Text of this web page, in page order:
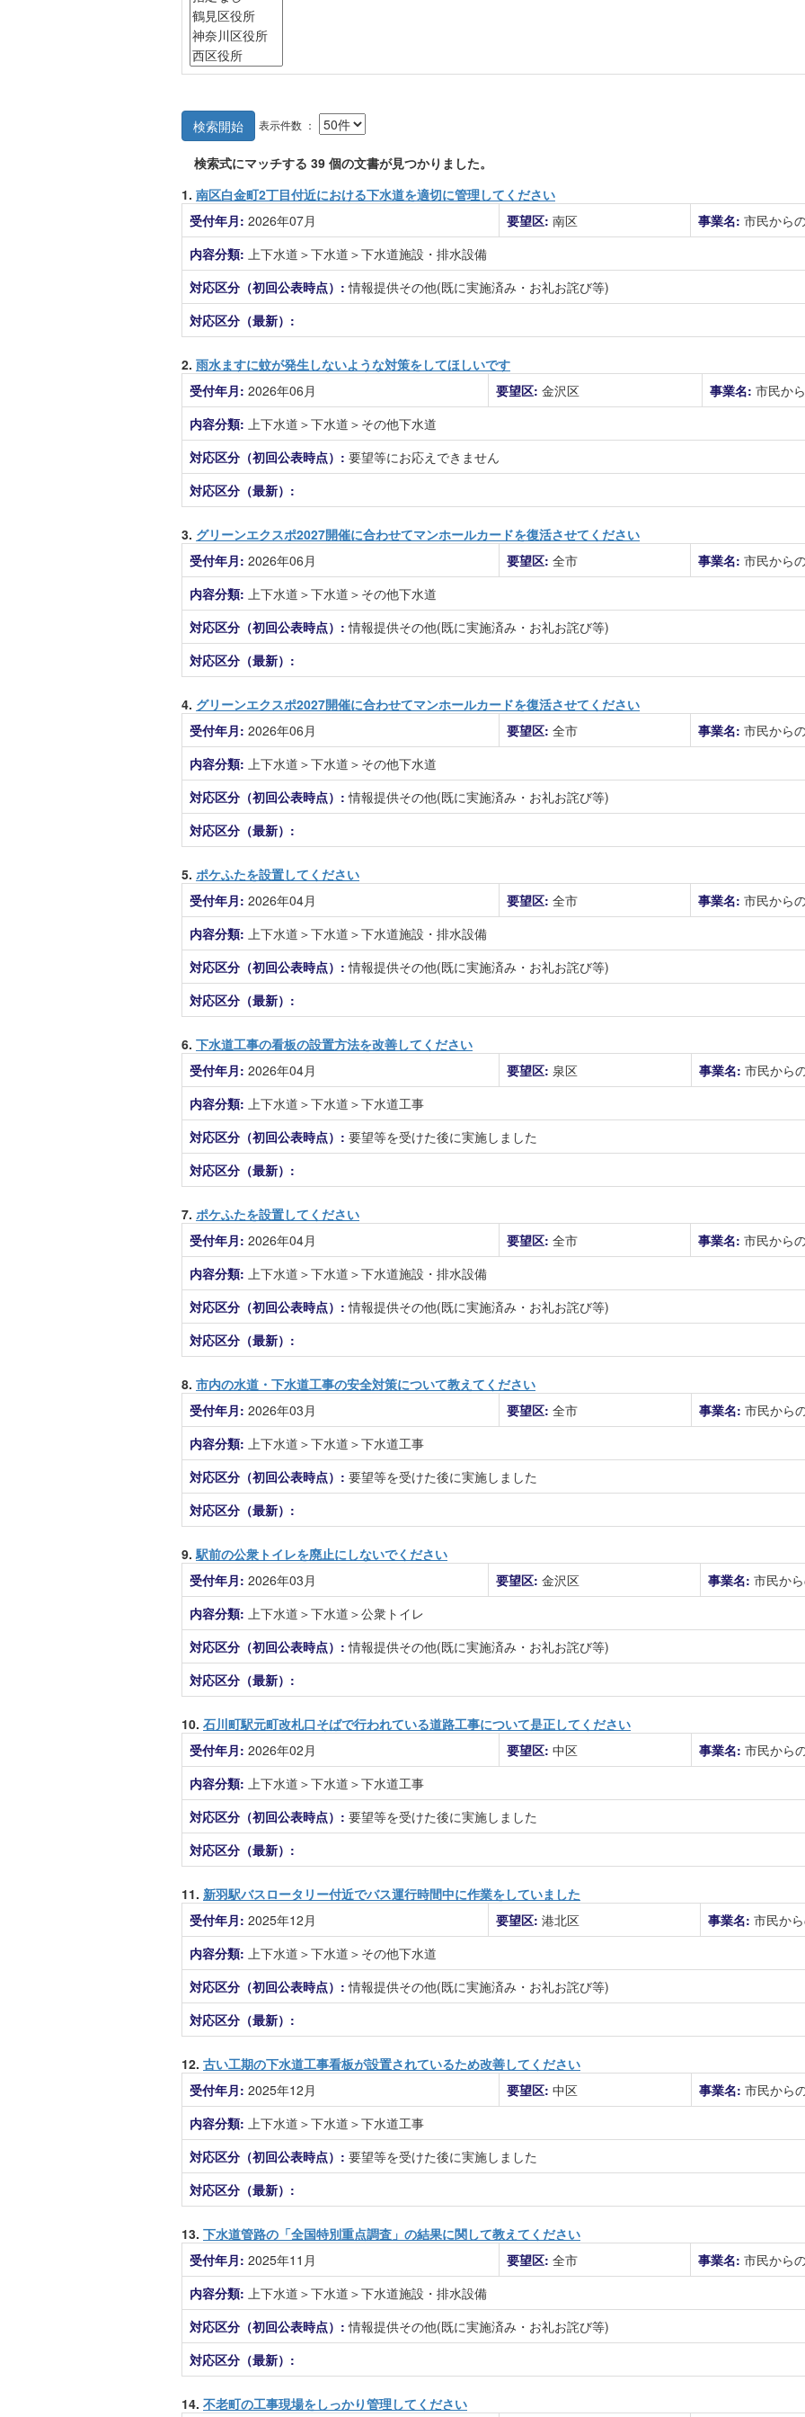
検索開始 表示件数 ：
検索式にマッチする 39 個の文書が見つかりました。
1. 南区白金町2丁目付近における下水道を適切に管理してください
受付年月: 2026年07月 要望区: 南区 事業名: 市民から
内容分類: 上下水道＞下水道＞下水道施設・排水設備
対応区分（初回公表時点）:情報提供その他(既に実施済み・お礼お詫び等)
対応区分（最新）:
2. 雨水ますに蚊が発生しないような対策をしてほしいです
受付年月: 2026年06月 要望区: 金沢区 事業名: 市民か
内容分類: 上下水道＞下水道＞その他下水道
対応区分（初回公表時点）: 要望等にお応えできません
対応区分（最新）:
3. グリーンエクスポ2027開催に合わせてマンホールカードを復活させてください
受付年月: 2026年06月 要望区: 全市 事業名: 市民から
内容分類: 上下水道＞下水道＞その他下水道
対応区分（初回公表時点）:情報提供その他(既に実施済み・お礼お詫び等)
対応区分（最新）:
4. グリーンエクスポ2027開催に合わせてマンホールカードを復活させてください
受付年月: 2026年06月 要望区: 全市 事業名: 市民から
内容分類: 上下水道＞下水道＞その他下水道
対応区分（初回公表時点）:情報提供その他(既に実施済み・お礼お詫び等)
対応区分（最新）:
5. ポケふたを設置してください
受付年月: 2026年04月 要望区: 全市 事業名: 市民から
内容分類: 上下水道＞下水道＞下水道施設・排水設備
対応区分（初回公表時点）:情報提供その他(既に実施済み・お礼お詫び等)
対応区分（最新）:
6. 下水道工事の看板の設置方法を改善してください
受付年月: 2026年04月 要望区: 泉区 事業名: 市民から
内容分類: 上下水道＞下水道＞下水道工事
対応区分（初回公表時点）: 要望等を受けた後に実施しました
対応区分（最新）:
7. ポケふたを設置してください
受付年月: 2026年04月 要望区: 全市 事業名: 市民から
内容分類: 上下水道＞下水道＞下水道施設・排水設備
対応区分（初回公表時点）:情報提供その他(既に実施済み・お礼お詫び等)
対応区分（最新）:
8. 市内の水道・下水道工事の安全対策について教えてください
受付年月: 2026年03月 要望区: 全市 事業名: 市民から
内容分類: 上下水道＞下水道＞下水道工事
対応区分（初回公表時点）: 要望等を受けた後に実施しました
対応区分（最新）:
9. 駅前の公衆トイレを廃止にしないでください
受付年月: 2026年03月 要望区: 金沢区 事業名: 市民か
内容分類: 上下水道＞下水道＞公衆トイレ
対応区分（初回公表時点）:情報提供その他(既に実施済み・お礼お詫び等)
対応区分（最新）:
10. 石川町駅元町改札口そばで行われている道路工事について是正してください
受付年月: 2026年02月 要望区: 中区 事業名: 市民から
内容分類: 上下水道＞下水道＞下水道工事
対応区分（初回公表時点）: 要望等を受けた後に実施しました
対応区分（最新）:
11. 新羽駅バスロータリー付近でバス運行時間中に作業をしていました
受付年月: 2025年12月 要望区: 港北区 事業名: 市民か
内容分類: 上下水道＞下水道＞その他下水道
対応区分（初回公表時点）:情報提供その他(既に実施済み・お礼お詫び等)
対応区分（最新）:
12. 古い工期の下水道工事看板が設置されているため改善してください
受付年月: 2025年12月 要望区: 中区 事業名: 市民から
内容分類: 上下水道＞下水道＞下水道工事
対応区分（初回公表時点）: 要望等を受けた後に実施しました
対応区分（最新）:
13. 下水道管路の「全国特別重点調査」の結果に関して教えてください
受付年月: 2025年11月 要望区: 全市 事業名: 市民から
内容分類: 上下水道＞下水道＞下水道施設・排水設備
対応区分（初回公表時点）:情報提供その他(既に実施済み・お礼お詫び等)
対応区分（最新）:
14. 不老町の工事現場をしっかり管理してください